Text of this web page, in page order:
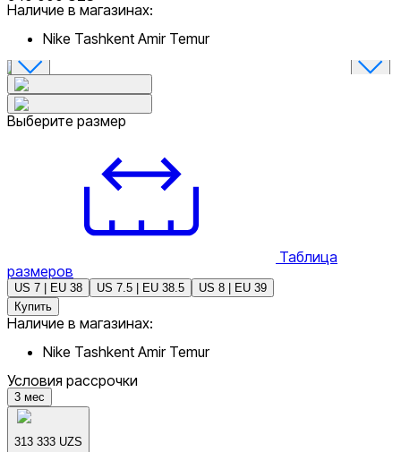
Наличие в магазинах:
Nike Tashkent Amir Temur
Выберите размер
Таблица
размеров
US 7 | EU 38 US 7.5 | EU 38.5
US 8 | EU 39
Купить
Наличие в магазинах:
Nike Tashkent Amir Temur
Условия рассрочки
3 мес
313 333 UZS